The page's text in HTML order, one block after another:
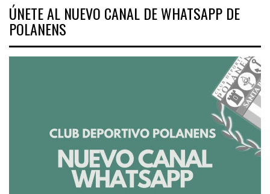
ÚNETE AL NUEVO CANAL DE WHATSAPP DE
POLANENS